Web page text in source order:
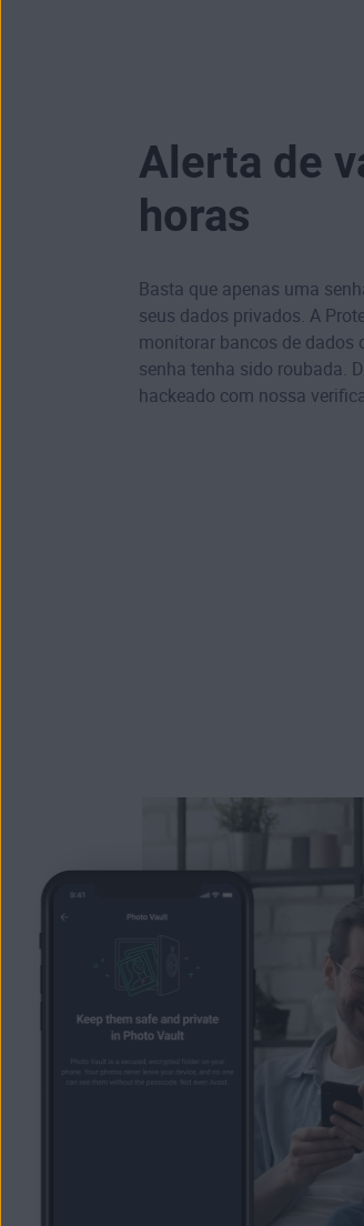
Alerta de
horas
Basta que apenas uma
seus dados privados. A
monitorar bancos de dados
senha tenha sido roubada.
hackeado com nossa